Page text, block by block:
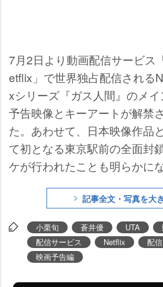
7月2日より動画配信サービス
etflix」で世界独占配信される
xシリーズ『ガス人間』のメイ
予告映像とキーアートが解禁
た。あわせて、日本映像作品
て初となる東京駅前の全面封
ケが行われたことも明らかに
記事全文・写真を大
小栗旬 蒼井優 UTA
配信サービス
Netflix
配
映画予告編